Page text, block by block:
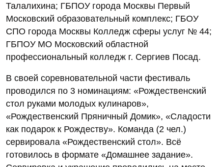
Талалихина; ГБПОУ города Москвы Первый
Московский образовательный комплекс; ГБОУ
СПО города Москвы Колледж сферы услуг № 44;
ГБПОУ МО Московский областной
профессиональный колледж г. Сергиев Посад.
В своей соревновательной части фестиваль
проводился по 3 номинациям: «Рождественский
стол руками молодых кулинаров»,
«Рождественский Пряничный Домик», «Сладости
как подарок к Рождеству». Команда (2 чел.)
сервировала «Рождественский стол». Всё
готовилось в формате «Домашнее задание».